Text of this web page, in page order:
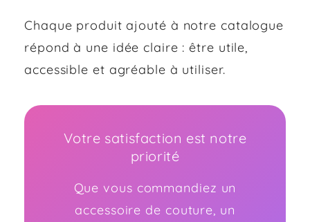
Chaque produit ajouté à notre catalogue
répond à une idée claire : être utile,
accessible et agréable à utiliser.
Votre satisfaction est notre
priorité
Que vous commandiez un
accessoire de couture, un